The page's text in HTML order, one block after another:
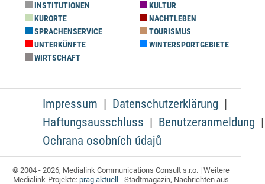
INSTITUTIONEN
KULTUR
KURORTE
NACHTLEBEN
SPRACHENSERVICE
TOURISMUS
UNTERKÜNFTE
WINTERSPORTGEBIETE
WIRTSCHAFT
Impressum
Datenschutzerklärung
Haftungsausschluss
Benutzeranmeldung
Ochrana osobních údajů
© 2004 - 2026, Medialink Communications Consult s.r.o. | Weitere
Medialink-Projekte: prag aktuell - Stadtmagazin, Nachrichten aus